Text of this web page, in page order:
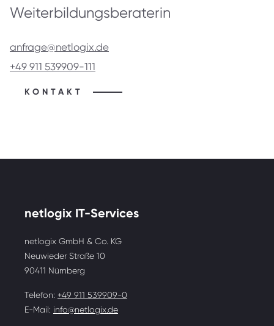
Weiterbildungs­beraterin
anfrage@netlogix.de
+49 911 539909-111
KONTAKT
netlogix IT-Services
netlogix GmbH & Co. KG
Neuwieder Straße 10
90411 Nürnberg
Telefon: +49 911 539909-0
E-Mail: info@netlogix.de